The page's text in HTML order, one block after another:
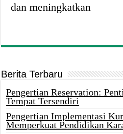
dan meningkatkan
Berita Terbaru
Pengertian Reservation:
Tempat Tersendiri
Pengertian Implementasi
Memperkuat Pendidikan